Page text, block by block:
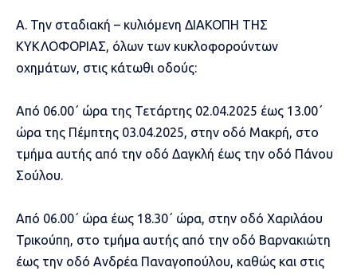
Α. Την σταδιακή – κυλιόμενη ΔΙΑΚΟΠΗ ΤΗΣ
ΚΥΚΛΟΦΟΡΙΑΣ, όλων των κυκλοφορούντων
οχημάτων, στις κάτωθι οδούς:
Από 06.00΄ ώρα της Τετάρτης 02.04.2025 έως 13.00΄
ώρα της Πέμπτης 03.04.2025, στην οδό Μακρή, στο
τμήμα αυτής από την οδό Δαγκλή έως την οδό Πάνου
Σούλου.
Από 06.00΄ ώρα έως 18.30΄ ώρα, στην οδό Χαριλάου
Τρικούπη, στο τμήμα αυτής από την οδό Βαρνακιώτη
έως την οδό Ανδρέα Παναγοπούλου, καθώς και στις